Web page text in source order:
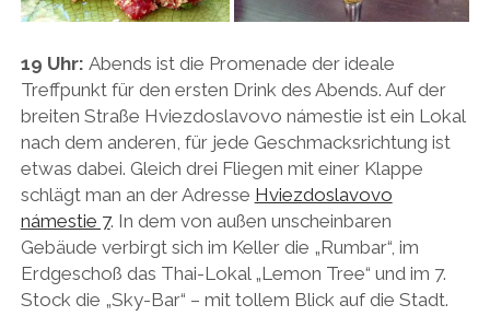
19 Uhr: Abends ist die Promenade der ideale
Treffpunkt für den ersten Drink des Abends. Auf der
breiten Straße Hviezdoslavovo námestie ist ein Lokal
nach dem anderen, für jede Geschmacksrichtung ist
etwas dabei. Gleich drei Fliegen mit einer Klappe
schlägt man an der Adresse Hviezdoslavovo
námestie 7. In dem von außen unscheinbaren
Gebäude verbirgt sich im Keller die „Rumbar“, im
Erdgeschoß das Thai-Lokal „Lemon Tree“ und im 7.
Stock die „Sky-Bar“ – mit tollem Blick auf die Stadt.